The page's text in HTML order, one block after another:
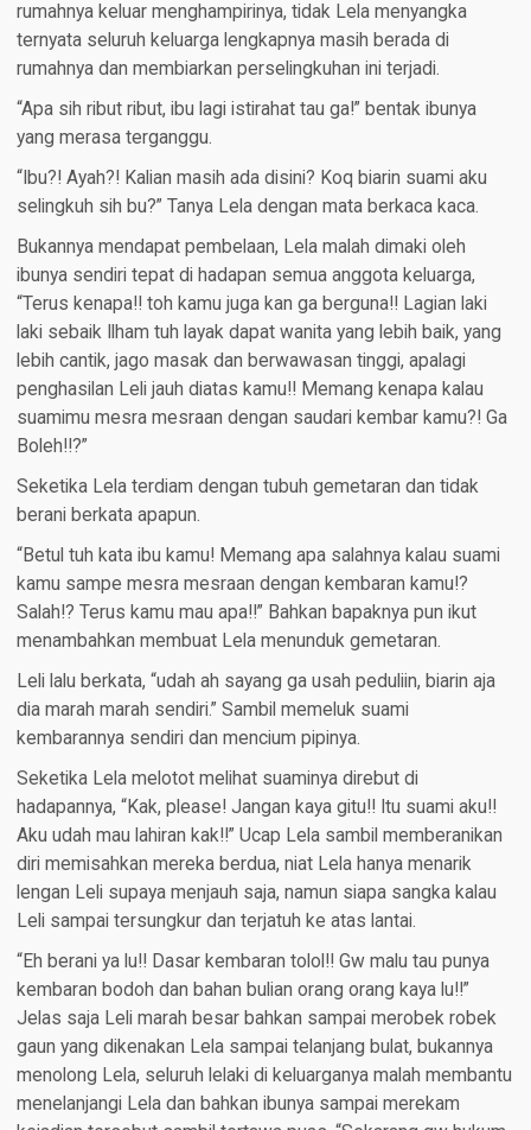
rumahnya keluar menghampirinya, tidak Lela menyangka
ternyata seluruh keluarga lengkapnya masih berada di
rumahnya dan membiarkan perselingkuhan ini terjadi.
“Apa sih ribut ribut, ibu lagi istirahat tau ga!” bentak ibunya
yang merasa terganggu.
“Ibu?! Ayah?! Kalian masih ada disini? Koq biarin suami aku
selingkuh sih bu?” Tanya Lela dengan mata berkaca kaca.
Bukannya mendapat pembelaan, Lela malah dimaki oleh
ibunya sendiri tepat di hadapan semua anggota keluarga,
“Terus kenapa!! toh kamu juga kan ga berguna!! Lagian laki
laki sebaik Ilham tuh layak dapat wanita yang lebih baik, yang
lebih cantik, jago masak dan berwawasan tinggi, apalagi
penghasilan Leli jauh diatas kamu!! Memang kenapa kalau
suamimu mesra mesraan dengan saudari kembar kamu?! Ga
Boleh!!?”
Seketika Lela terdiam dengan tubuh gemetaran dan tidak
berani berkata apapun.
“Betul tuh kata ibu kamu! Memang apa salahnya kalau suami
kamu sampe mesra mesraan dengan kembaran kamu!?
Salah!? Terus kamu mau apa!!” Bahkan bapaknya pun ikut
menambahkan membuat Lela menunduk gemetaran.
Leli lalu berkata, “udah ah sayang ga usah peduliin, biarin aja
dia marah marah sendiri.” Sambil memeluk suami
kembarannya sendiri dan mencium pipinya.
Seketika Lela melotot melihat suaminya direbut di
hadapannya, “Kak, please! Jangan kaya gitu!! Itu suami aku!!
Aku udah mau lahiran kak!!” Ucap Lela sambil memberanikan
diri memisahkan mereka berdua, niat Lela hanya menarik
lengan Leli supaya menjauh saja, namun siapa sangka kalau
Leli sampai tersungkur dan terjatuh ke atas lantai.
“Eh berani ya lu!! Dasar kembaran tolol!! Gw malu tau punya
kembaran bodoh dan bahan bulian orang orang kaya lu!!”
Jelas saja Leli marah besar bahkan sampai merobek robek
gaun yang dikenakan Lela sampai telanjang bulat, bukannya
menolong Lela, seluruh lelaki di keluarganya malah membantu
menelanjangi Lela dan bahkan ibunya sampai merekam